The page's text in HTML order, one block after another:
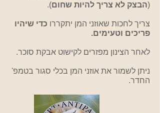
(הבצק לא צריך להיות שחום).
צריך לחכות שאוזני המן יתקררו כדי שיהיו
פריכים וטעימים.
לאחר הצינון מפזרים לקישוט אבקת סוכר.
ניתן לשמור את אוזני המן בכלי סגור בטמפ'
החדר.